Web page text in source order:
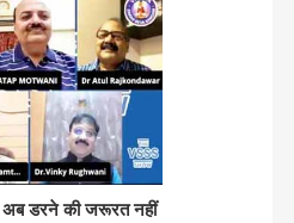
से अब डरने की जरूरत नहीं